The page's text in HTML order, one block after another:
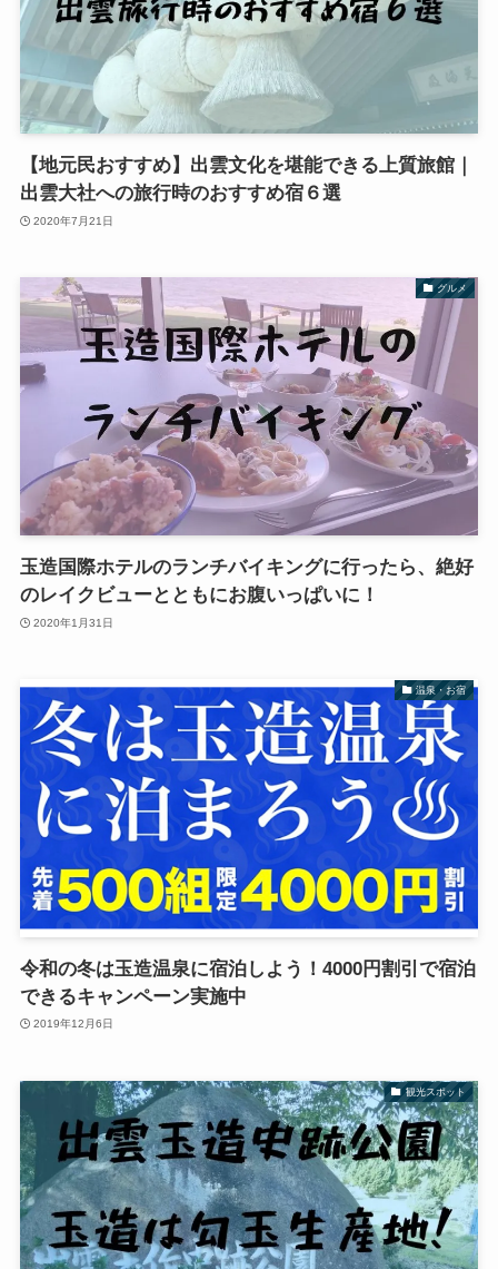
【地元民おすすめ】出雲文化を堪能できる上質旅館｜
出雲大社への旅行時のおすすめ宿６選
2020年7月21日
グルメ
玉造国際ホテルのランチバイキングに行ったら、絶好
のレイクビューとともにお腹いっぱいに！
2020年1月31日
温泉・お宿
令和の冬は玉造温泉に宿泊しよう！4000円割引で宿泊
できるキャンペーン実施中
2019年12月6日
観光スポット